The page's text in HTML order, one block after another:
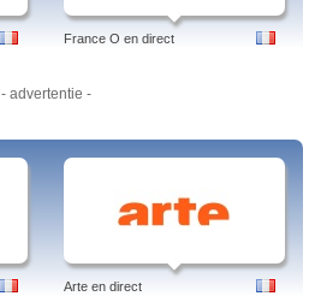
France O en direct
- advertentie -
Arte en direct